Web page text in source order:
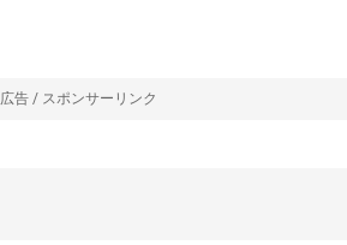
広告 / スポンサーリンク